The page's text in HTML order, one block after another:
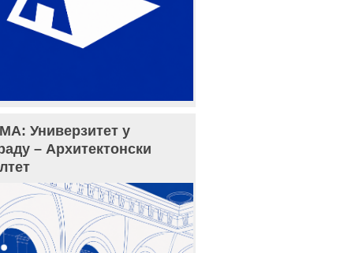
Универзитет у
– Архитектонски